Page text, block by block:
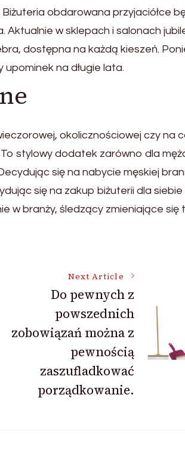
obdarowana przyjaciółce
Aktualnie w sklepach i salonach
dostępna na każdą kieszeń.
na długie lata.
okolicznościowej czy na
stylowy dodatek zarówno dla
się na nabycie męskiej
się na zakup biżuterii dla
w branży, śledzący zmieniające się
Next Article
Do pewnych z
powszednich
zobowiązań można z
pewnością
zaszufladkować
porządkowanie.